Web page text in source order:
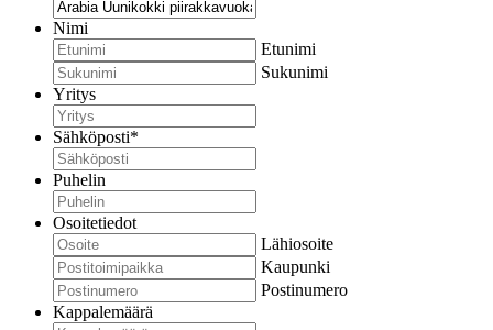
Nimi
Etunimi
Sukunimi
Yritys
Sähköposti*
Puhelin
Osoitetiedot
Lähiosoite
Kaupunki
Postinumero
Kappalemäärä